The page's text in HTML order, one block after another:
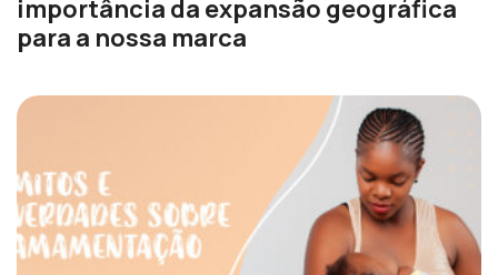
importância da expansão geográfica
para a nossa marca